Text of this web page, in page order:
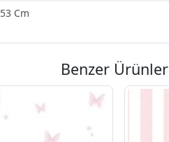
53 Cm
Benzer Ürünler